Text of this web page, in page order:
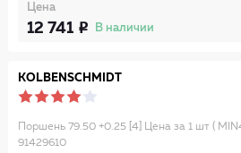
Цена
12 741 В наличии
KOLBENSCHMIDT
Поршень 79.50 +0.25 [4] Цена за 1 шт (
91429610